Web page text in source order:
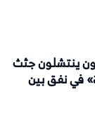
ينتشلون جثث
في نفق بين